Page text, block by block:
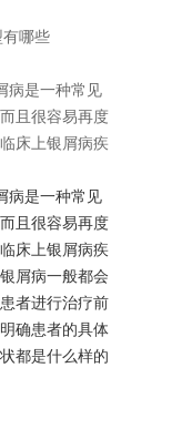
病是一种常见
且很容易再度
床上银屑病疾
病是一种常见
且很容易再度
床上银屑病疾
屑病一般都会
者进行治疗前
确患者的具体
都是什么样的